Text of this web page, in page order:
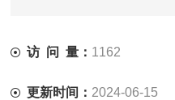
访 问 量： 1162
更新时间： 2024-06-15